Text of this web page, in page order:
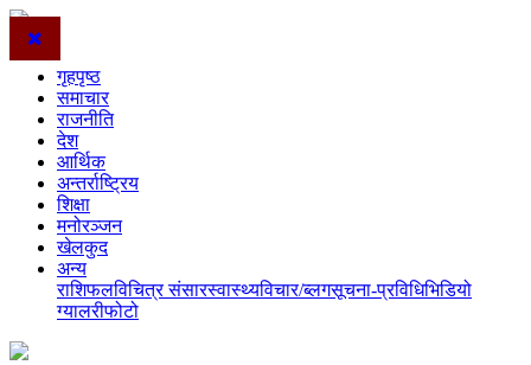
गृहपृष्ठ
समाचार
राजनीति
देश
आर्थिक
अन्तर्राष्ट्रिय
शिक्षा
मनोरञ्जन
खेलकुद
अन्य
राशिफलविचित्र संसारस्वास्थ्यविचार/ब्लगसूचना-प्रविधिभिडियो
ग्यालरीफोटो